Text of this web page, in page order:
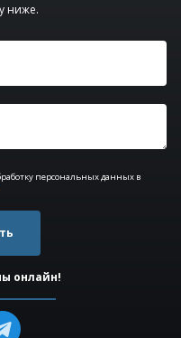
ниже.
персональных данных в
онлайн!